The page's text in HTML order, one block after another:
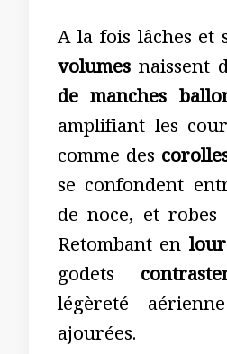
A la fois lâches et
volumes naissent
de manches
amplifiant les
comme des
se confondent
de noce, et robes
Retombant en
godets
légèreté
ajourées.